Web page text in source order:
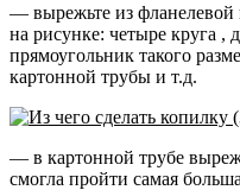
— вырежьте из фланелевой
на рисунке: четыре круга ,
прямоугольник такого
картонной трубы и т.д.
— в картонной трубе
смогла пройти самая